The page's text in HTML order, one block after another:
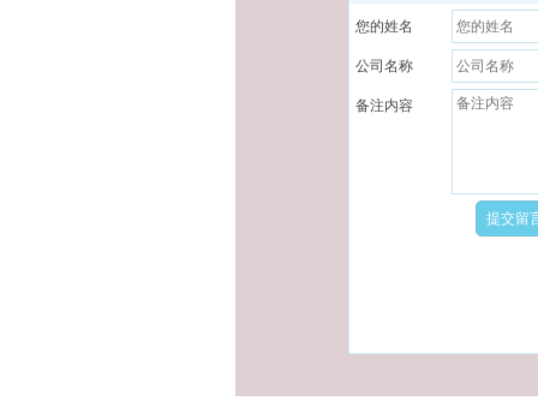
您的姓名
公司名称
备注内容